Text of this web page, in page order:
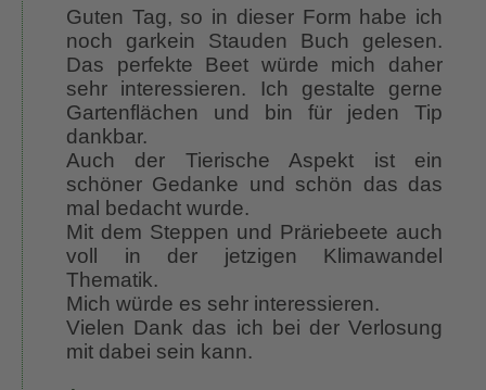
Guten Tag, so in dieser Form habe ich
noch garkein Stauden Buch gelesen.
Das perfekte Beet würde mich daher
sehr interessieren. Ich gestalte gerne
Gartenflächen und bin für jeden Tip
dankbar.
Auch der Tierische Aspekt ist ein
schöner Gedanke und schön das das
mal bedacht wurde.
Mit dem Steppen und Präriebeete auch
voll in der jetzigen Klimawandel
Thematik.
Mich würde es sehr interessieren.
Vielen Dank das ich bei der Verlosung
mit dabei sein kann.